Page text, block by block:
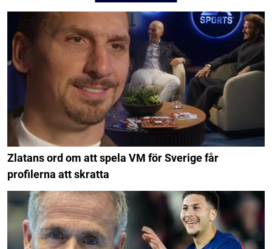
Zlatans ord om att spela VM för Sverige får
profilerna att skratta